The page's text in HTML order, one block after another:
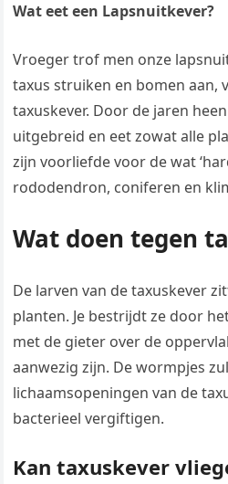
Wat eet een Lapsnuitkever?
Vroeger trof men onze
taxus struiken en bomen aan,
taxuskever. Door de jaren
uitgebreid en eet zowat alle
zijn voorliefde voor de wat
rododendron, coniferen en
Wat doen tegen
De larven van de taxuskever
planten. Je bestrijdt ze door
met de gieter over de
aanwezig zijn. De wormpjes
lichaamsopeningen van de
bacterieel vergiftigen.
Kan taxuskever